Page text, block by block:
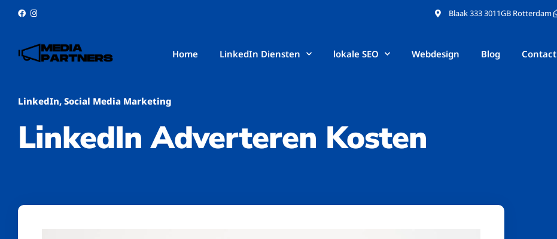
Blaak 333 3011GB Rotterdam
Home LinkedIn Diensten lokale SEO Webdesign Blog Contact
LinkedIn, Social Media Marketing
LinkedIn Adverteren Kosten